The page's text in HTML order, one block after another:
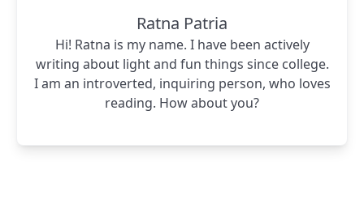
Ratna Patria
Hi! Ratna is my name. I have been actively
writing about light and fun things since college.
I am an introverted, inquiring person, who loves
reading. How about you?